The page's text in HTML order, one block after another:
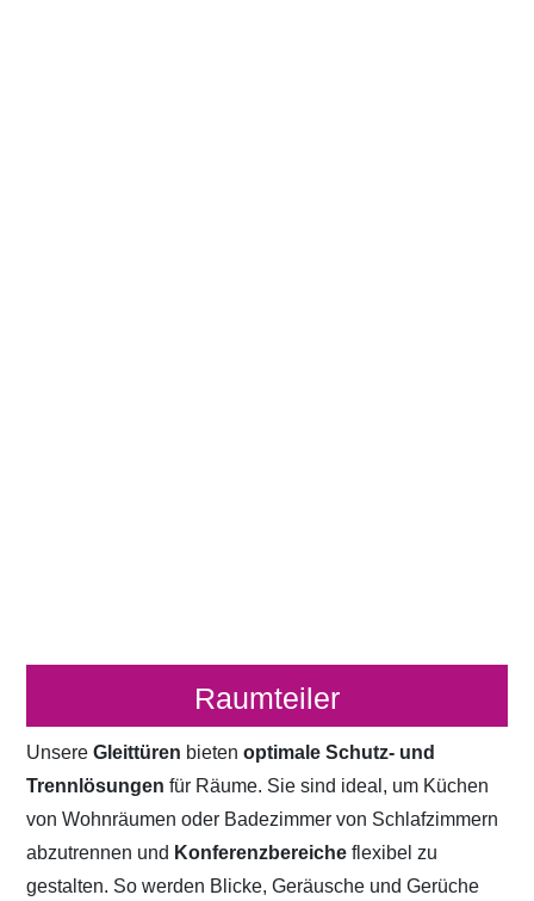
Raumteiler
UnsereGleittüren bietenoptimale Schutz- und
Trennlösungen für Räume. Sie sind ideal, um Küchen
von Wohnräumen oder Badezimmer von Schlafzimmern
abzutrennen und Konferenzbereicheflexibel zu
gestalten. So werden Blicke, Geräusche und Gerüche